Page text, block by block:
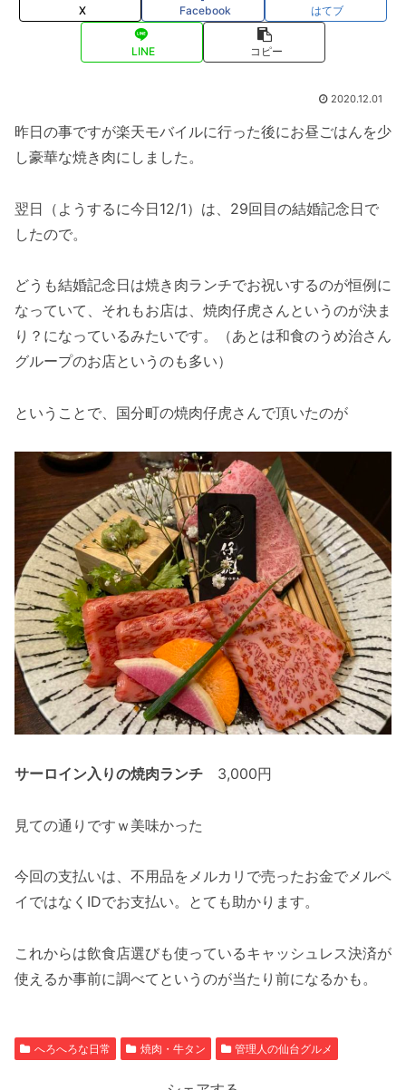
X Facebook はてブ
LINE コピー
2020.12.01
昨日の事ですが楽天モバイルに行った後にお昼ごはんを少
し豪華な焼き肉にしました。
翌日（ようするに今日12/1）は、29回目の結婚記念日で
したので。
どうも結婚記念日は焼き肉ランチでお祝いするのが恒例に
なっていて、それもお店は、焼肉仔虎さんというのが決ま
り？になっているみたいです。（あとは和食のうめ治さん
グループのお店というのも多い）
ということで、国分町の焼肉仔虎さんで頂いたのが
サーロイン入りの焼肉ランチ 3,000円
見ての通りですｗ美味かった
今回の支払いは、不用品をメルカリで売ったお金でメルペ
イではなくIDでお支払い。とても助かります。
これからは飲食店選びも使っているキャッシュレス決済が
使えるか事前に調べてというのが当たり前になるかも。
へろへろな日常 焼肉・牛タン 管理人の仙台グルメ